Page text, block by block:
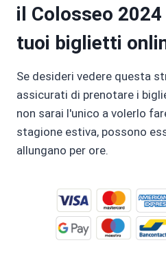
il Colosseo
tuoi biglietti
Se desideri vedere questa
assicurati di prenotare i
non sarai l'unico a volerlo
stagione estiva, possono
allungano per ore.